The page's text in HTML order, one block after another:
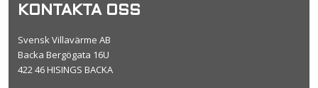
KONTAKTA OSS
Svensk Villavärme AB
Backa Bergögata 16U
422 46 HISINGS BACKA